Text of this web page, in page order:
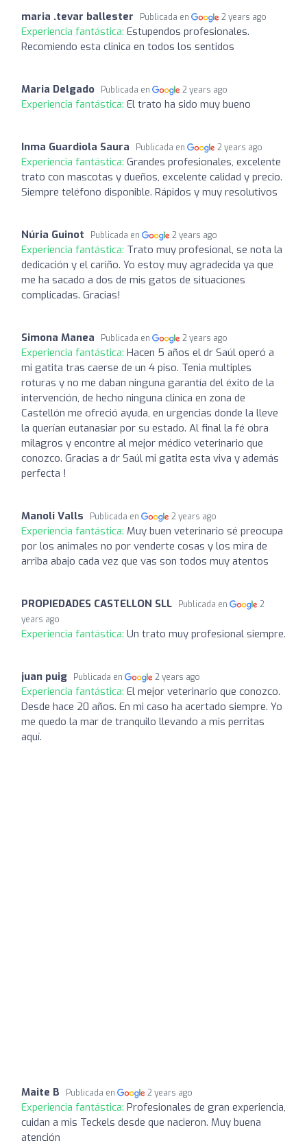
maria .tevar ballester Publicada en 2 years ago
Experiencia fantástica: Estupendos profesionales.
Recomiendo esta clinica en todos los sentidos
Maria Delgado Publicada en 2 years ago
Experiencia fantástica: El trato ha sido muy bueno
Inma Guardiola Saura Publicada en 2 years ago
Experiencia fantástica: Grandes profesionales, excelente
trato con mascotas y dueños, excelente calidad y precio.
Siempre teléfono disponible. Rápidos y muy resolutivos
Núria Guinot Publicada en 2 years ago
Experiencia fantástica: Trato muy profesional, se nota la
dedicación y el cariño. Yo estoy muy agradecida ya que
me ha sacado a dos de mis gatos de situaciones
complicadas. Gracias!
Simona Manea Publicada en 2 years ago
Experiencia fantástica: Hacen 5 años el dr Saúl operó a
mi gatita tras caerse de un 4 piso. Tenia multiples
roturas y no me daban ninguna garantía del éxito de la
intervención, de hecho ninguna clinica en zona de
Castellón me ofreció ayuda, en urgencias donde la lleve
la querían eutanasiar por su estado. Al final la fé obra
milagros y encontre al mejor médico veterinario que
conozco. Gracias a dr Saúl mi gatita esta viva y además
perfecta !
Manoli Valls Publicada en 2 years ago
Experiencia fantástica: Muy buen veterinario sé preocupa
por los animales no por venderte cosas y los mira de
arriba abajo cada vez que vas son todos muy atentos
PROPIEDADES CASTELLON SLL Publicada en
2
years ago
Experiencia fantástica: Un trato muy profesional siempre.
juan puig Publicada en 2 years ago
Experiencia fantástica: El mejor veterinario que conozco.
Desde hace 20 años. En mi caso ha acertado siempre. Yo
me quedo la mar de tranquilo llevando a mis perritas
aquí.
Maite B Publicada en 2 years ago
Experiencia fantástica: Profesionales de gran experiencia,
cuidan a mis Teckels desde que nacieron. Muy buena
atención